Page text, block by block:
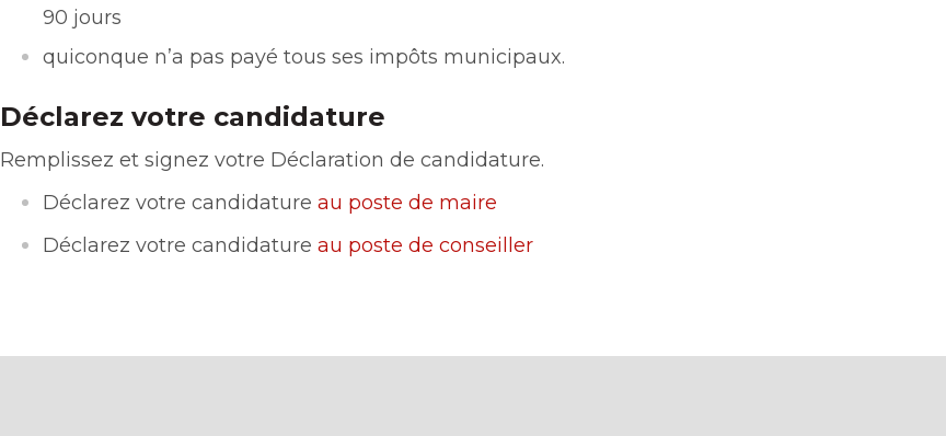
90 jours
quiconque n’a pas payé tous ses impôts municipaux.
Déclarez votre candidature
Remplissez et signez votre Déclaration de candidature.
Déclarez votre candidatureau poste de maire
Déclarez votre candidatureau poste de conseiller